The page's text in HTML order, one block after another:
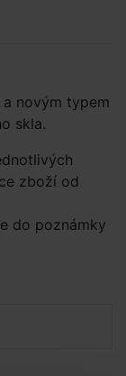
novým typem
skla.
zboží od
do poznámky